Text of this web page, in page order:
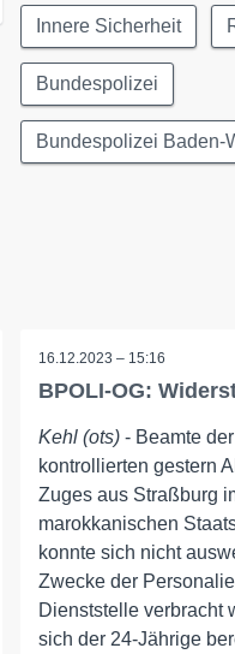
Innere Sicherheit
Bundespolizei
Bundespolizei Baden-
16.12.2023 – 15:16
BPOLI-OG:
Kehl (ots) - Beamte
kontrollierten gestern
Zuges aus Straßburg
marokkanischen
konnte sich nicht
Zwecke der
Dienststelle verbracht
sich der 24-Jährige